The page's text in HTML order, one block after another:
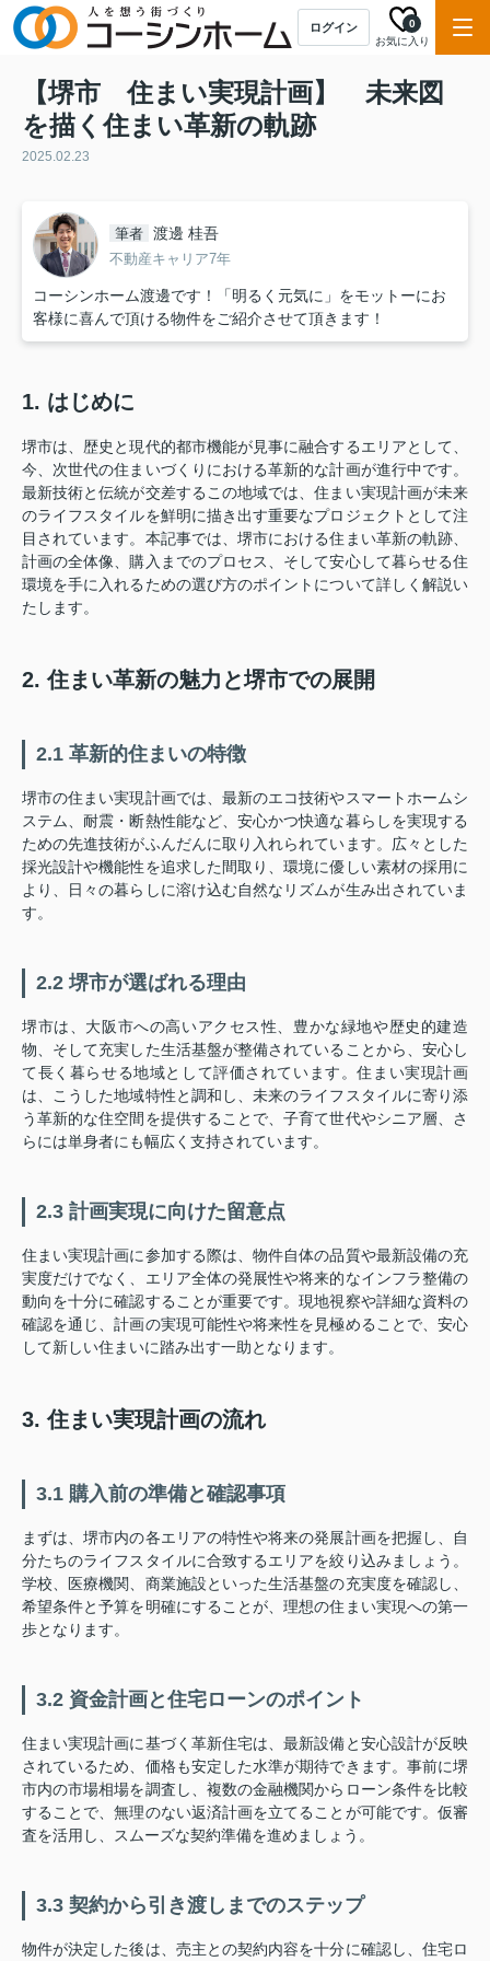
ログイン
お気に入り
0
【堺市 住まい実現計画】 未来図
を描く住まい革新の軌跡
2025.02.23
筆者 渡邊 桂吾
不動産キャリア7年
コーシンホーム渡邊です！「明るく元気に」をモットーにお
客様に喜んで頂ける物件をご紹介させて頂きます！
1. はじめに
堺市は、歴史と現代的都市機能が見事に融合するエリアとして、
今、次世代の住まいづくりにおける革新的な計画が進行中です。
最新技術と伝統が交差するこの地域では、住まい実現計画が未来
のライフスタイルを鮮明に描き出す重要なプロジェクトとして注
目されています。本記事では、堺市における住まい革新の軌跡、
計画の全体像、購入までのプロセス、そして安心して暮らせる住
環境を手に入れるための選び方のポイントについて詳しく解説い
たします。
2. 住まい革新の魅力と堺市での展開
2.1 革新的住まいの特徴
堺市の住まい実現計画では、最新のエコ技術やスマートホームシ
ステム、耐震・断熱性能など、安心かつ快適な暮らしを実現する
ための先進技術がふんだんに取り入れられています。広々とした
採光設計や機能性を追求した間取り、環境に優しい素材の採用に
より、日々の暮らしに溶け込む自然なリズムが生み出されていま
す。
2.2 堺市が選ばれる理由
堺市は、大阪市への高いアクセス性、豊かな緑地や歴史的建造
物、そして充実した生活基盤が整備されていることから、安心し
て長く暮らせる地域として評価されています。住まい実現計画
は、こうした地域特性と調和し、未来のライフスタイルに寄り添
う革新的な住空間を提供することで、子育て世代やシニア層、さ
らには単身者にも幅広く支持されています。
2.3 計画実現に向けた留意点
住まい実現計画に参加する際は、物件自体の品質や最新設備の充
実度だけでなく、エリア全体の発展性や将来的なインフラ整備の
動向を十分に確認することが重要です。現地視察や詳細な資料の
確認を通じ、計画の実現可能性や将来性を見極めることで、安心
して新しい住まいに踏み出す一助となります。
3. 住まい実現計画の流れ
3.1 購入前の準備と確認事項
まずは、堺市内の各エリアの特性や将来の発展計画を把握し、自
分たちのライフスタイルに合致するエリアを絞り込みましょう。
学校、医療機関、商業施設といった生活基盤の充実度を確認し、
希望条件と予算を明確にすることが、理想の住まい実現への第一
歩となります。
3.2 資金計画と住宅ローンのポイント
住まい実現計画に基づく革新住宅は、最新設備と安心設計が反映
されているため、価格も安定した水準が期待できます。事前に堺
市内の市場相場を調査し、複数の金融機関からローン条件を比較
することで、無理のない返済計画を立てることが可能です。仮審
査を活用し、スムーズな契約準備を進めましょう。
3.3 契約から引き渡しまでのステップ
物件が決定した後は、売主との契約内容を十分に確認し、住宅ロ